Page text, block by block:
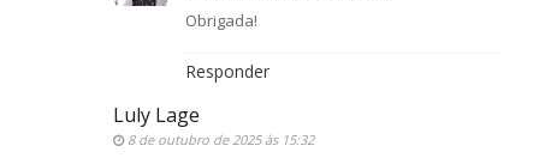
Obrigada!
Responder
Luly Lage
8 de outubro de 2025 às 15:32